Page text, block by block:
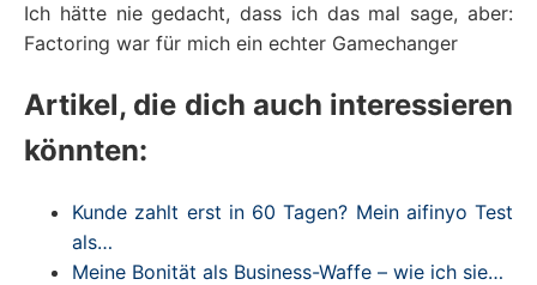
Ich hätte nie gedacht, dass ich das mal sage, aber:
Factoring war für mich ein echter Gamechanger
Artikel, die dich auch interessieren
könnten:
Kunde zahlt erst in 60 Tagen? Mein aifinyo Test
als…
Meine Bonität als Business-Waffe – wie ich sie…